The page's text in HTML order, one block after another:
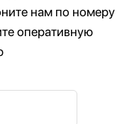
нам по номеру
оперативную